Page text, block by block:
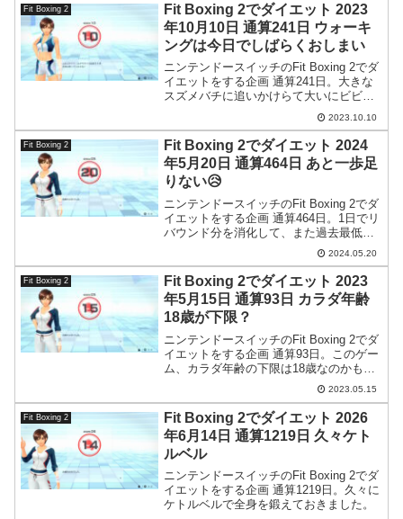
Fit Boxing 2
Fit Boxing 2でダイエット 2023
年10月10日 通算241日 ウォーキ
ングは今日でしばらくおしまい
ニンテンドースイッチのFit Boxing 2でダ
イエットをする企画 通算241日。大きな
スズメバチに追いかけらて大いにビビる
2023.10.10
Fit Boxing 2
Fit Boxing 2でダイエット 2024
年5月20日 通算464日 あと一歩足
りない😥
ニンテンドースイッチのFit Boxing 2でダ
イエットをする企画 通算464日。1日でリ
バウンド分を消化して、また過去最低記
録タイに持ってこれました。明日こそは
2024.05.20
Fit Boxing 2
Fit Boxing 2でダイエット 2023
年5月15日 通算93日 カラダ年齢
18歳が下限？
ニンテンドースイッチのFit Boxing 2でダ
イエットをする企画 通算93日。このゲー
ム、カラダ年齢の下限は18歳なのかもし
2023.05.15
Fit Boxing 2
Fit Boxing 2でダイエット 2026
年6月14日 通算1219日 久々ケト
ルベル
ニンテンドースイッチのFit Boxing 2でダ
イエットをする企画 通算1219日。久々に
ケトルベルで全身を鍛えておきました。